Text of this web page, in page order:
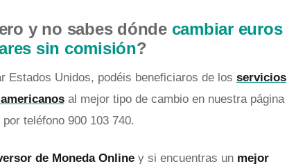
y no sabes dónde cambiar euros
sin comisión?
Estados Unidos, podéis beneficiaros de los servicios
al mejor tipo de cambio en nuestra página
por teléfono 900 103 740.
de Moneda Online y si encuentras un mejor